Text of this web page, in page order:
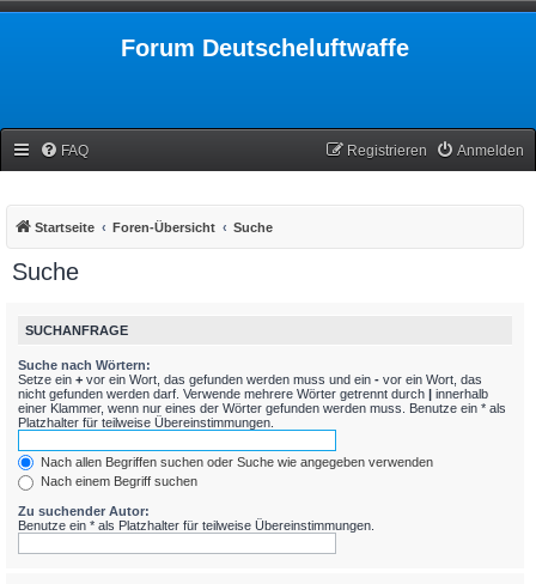
Forum Deutscheluftwaffe
FAQ Anmelden
Registrieren
Startseite Foren-Übersicht Suche
Suche
SUCHANFRAGE
Suche nach Wörtern:
Setze ein + vor ein Wort, das gefunden werden muss und ein - vor ein Wort, das
nicht gefunden werden darf. Verwende mehrere Wörter getrennt durch | innerhalb
einer Klammer, wenn nur eines der Wörter gefunden werden muss. Benutze ein * als
Platzhalter für teilweise Übereinstimmungen.
Nach allen Begriffen suchen oder Suche wie angegeben verwenden
Nach einem Begriff suchen
Zu suchender Autor:
Benutze ein * als Platzhalter für teilweise Übereinstimmungen.